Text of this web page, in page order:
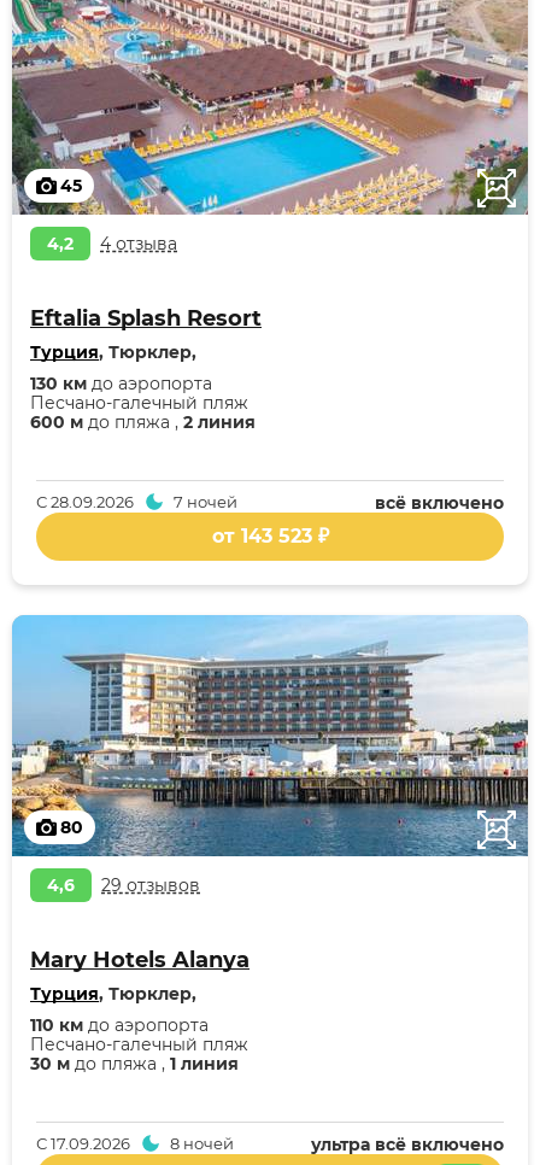
45
4,2 4 отзыва
Eftalia Splash Resort
Турция, Тюрклер,
600 м до пляжа , 2 линия
Песчано-галечный пляж
130 км до аэропорта
всё включено
С28.09.2026 7 ночей
от 143 523 ₽
80
4,6 29 отзывов
Mary Hotels Alanya
Турция, Тюрклер,
30 м до пляжа , 1 линия
Песчано-галечный пляж
110 км до аэропорта
ультра всё включено
С17.09.2026 8 ночей